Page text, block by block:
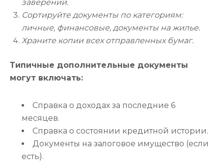
заверений.
Сортируйте документы по категориям:
личные, финансовые, документы на жилье.
Храните копии всех отправленных бумаг.
Типичные дополнительные документы
могут включать:
Справка о доходах за последние 6
месяцев.
Справка о состоянии кредитной истории.
Документы на залоговое имущество (если
есть).